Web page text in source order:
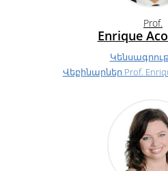
Prof.
Enrique
Վեբինարներ Prof.